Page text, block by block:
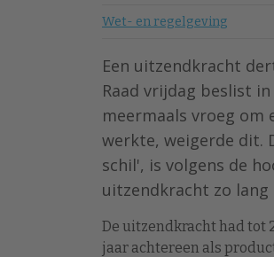
Wet- en regelgeving
Een uitzendkracht
Raad vrijdag beslist
meermaals vroeg
werkte, weigerde dit.
schil', is volgens de
uitzendkracht zo lang
De uitzendkracht had tot
jaar achtereen als